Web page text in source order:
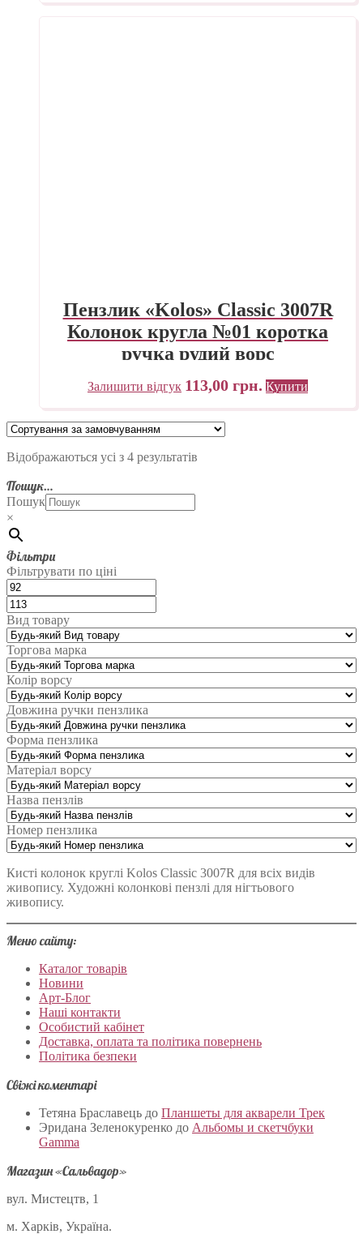
Пензлик «Kolos» Classic 3007R
Колонок кругла №01 коротка
ручка рудий ворс
Залишити відгук 113,00 грн. Купити
Відображаються усі з 4 результатів
Пошук…
Пошук
×
Фільтри
Фільтрувати по ціні
Вид товару
Торгова марка
Колір ворсу
Довжина ручки пензлика
Форма пензлика
Матеріал ворсу
Назва пензлів
Номер пензлика
Кисті колонок круглі Kolos Classic 3007R для всіх видів
живопису. Художні колонкові пензлі для нігтьового
живопису.
Меню сайту:
Каталог товарів
Новини
Арт-Блог
Наші контакти
Особистий кабінет
Доставка, оплата та політика повернень
Політика безпеки
Свіжі коментарі
Тетяна Браславець до Планшеты для акварели Трек
Эридана Зеленокуренко до Альбомы и скетчбуки
Gamma
Магазин «Сальвадор»
вул. Мистецтв, 1
м. Харків, Україна.